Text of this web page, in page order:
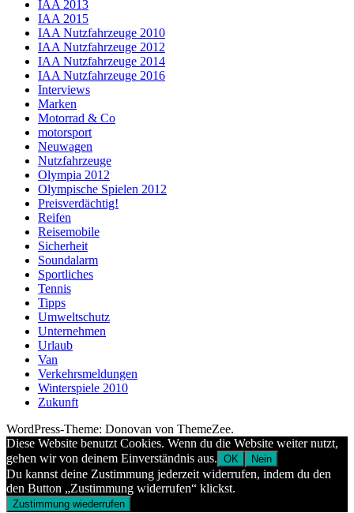
IAA 2013
IAA 2015
IAA Nutzfahrzeuge 2010
IAA Nutzfahrzeuge 2012
IAA Nutzfahrzeuge 2014
IAA Nutzfahrzeuge 2016
Interviews
Marken
Motorrad & Co
motorsport
Neuwagen
Nutzfahrzeuge
Olympia 2012
Olympische Spielen 2012
Preisverdächtig!
Reifen
Reisemobile
Sicherheit
Soundalarm
Sportliches
Tennis
Tipps
Umweltschutz
Unternehmen
Urlaub
Van
Verkehrsmeldungen
Winterspiele 2010
Zukunft
WordPress-Theme: Donovan von ThemeZee.
Diese Website benutzt Cookies. Wenn du die Website weiter nutzt,
gehen wir von deinem Einverständnis aus. OK Nein
Du kannst deine Zustimmung jederzeit widerrufen, indem du den
den Button „Zustimmung widerrufen“ klickst.
Zustimmung wiederrufen